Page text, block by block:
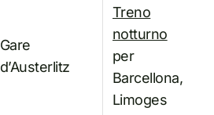
Gare
d’Austerlitz
Treno
notturno
per
Barcellona,
Limoges